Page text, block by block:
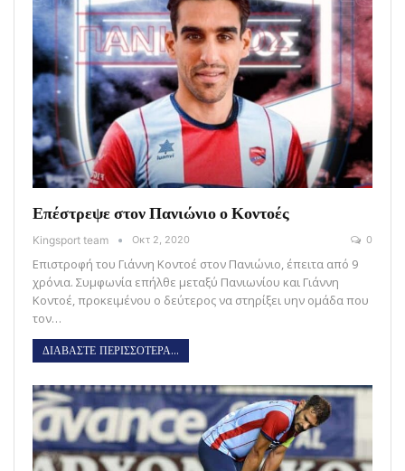
Επέστρεψε στον Πανιώνιο ο Κοντοές
Kingsport team Οκτ 2, 2020 0
Επιστροφή του Γιάννη Κοντοέ στον Πανιώνιο, έπειτα από 9
χρόνια. Συμφωνία επήλθε μεταξύ Πανιωνίου και Γιάννη
Κοντοέ, προκειμένου ο δεύτερος να στηρίξει υην ομάδα που
τον…
ΔΙΑΒΑΣΤΕ ΠΕΡΙΣΣΟΤΕΡΑ...